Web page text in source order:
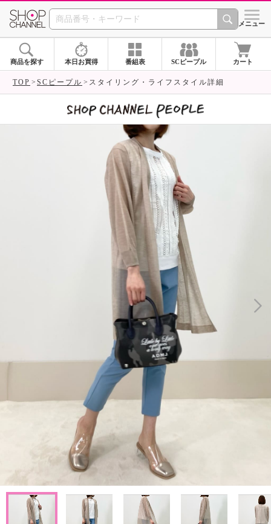
SHOP CHANNEL シメニュー
商品を探す 本日お買得 番組表 SCピープル カート
TOP SCピープル スタイリング・ライフスタイル詳細